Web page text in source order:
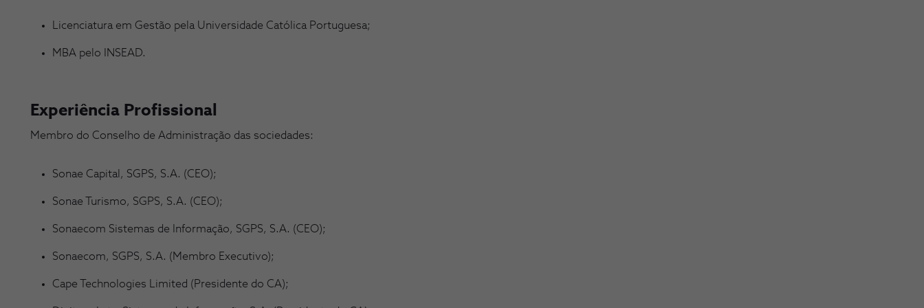
Licenciatura em Gestão pela Universidade Católica Portuguesa;
MBA pelo INSEAD.
Experiência Profissional
Membro do Conselho de Administração das sociedades:
Sonae Capital, SGPS, S.A. (CEO);
Sonae Turismo, SGPS, S.A. (CEO);
Sonaecom Sistemas de Informação, SGPS, S.A. (CEO);
Sonaecom, SGPS, S.A. (Membro Executivo);
Cape Technologies Limited (Presidente do CA);